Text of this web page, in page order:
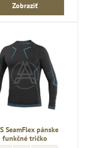
Zobraziť
SeamFlex pánske
funkčné tričko